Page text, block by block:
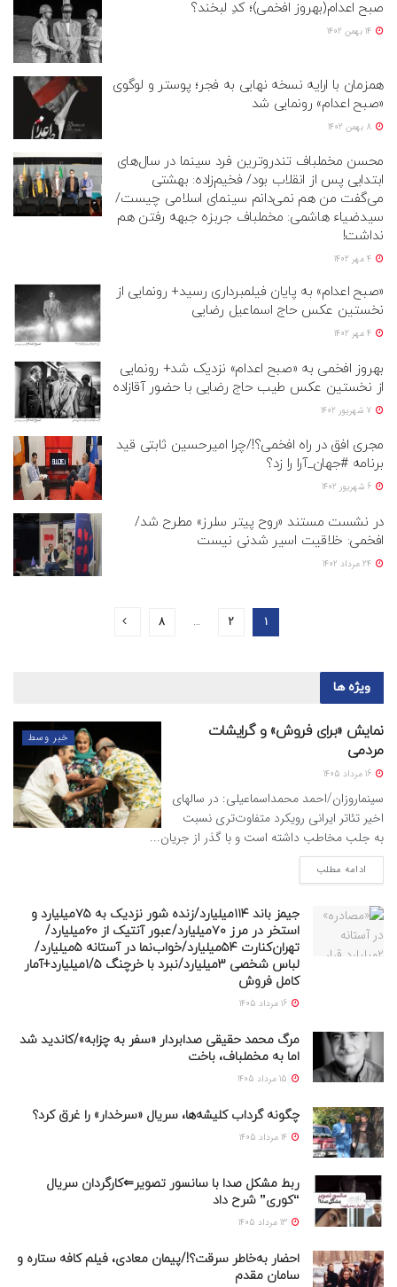
صبح اعدام(بهروز افخمی)؛ کدِ لبخند؟
همزمان با ارایه نسخه نهایی به فجر؛ پوستر و لوگوی
«صبح اعدام» رونمایی شد
محسن مخملباف تندروترین فرد سینما در سال‌های
ابتدایی پس از انقلاب بود/ فخیم‌زاده: بهشتی
می‌گفت من هم نمی‌دانم سینمای اسلامی چیست/
سیدضیاء هاشمی: مخملباف جربزه جبهه رفتن هم
نداشت!
«صبح اعدام» به پایان فیلمبرداری رسید+ رونمایی از
نخستین عکس حاج اسماعیل رضایی
بهروز افخمی به «صبح اعدام» نزدیک شد+ رونمایی
از نخستین عکس طیب حاج رضایی با حضور آقازاده
مجری افق در راه افخمی؟!/چرا امیرحسین ثابتی قید
برنامه #جهان_آرا را زد؟
در نشست مستند «روح پیتر سلرز» مطرح شد/
افخمی: خلاقیت اسیر شدنی نیست
1
2
…
8
ویژه ها
خبر وسط
نمایش «برای فروش» و گرایشات
مردمی
سینماروزان/احمد محمداسماعیلی: در سالهای
اخیر تئاتر ایرانی رویکرد متفاوت‌تری نسبت
به جلب مخاطب داشته است و با گذر از جریان...
ادامه مطلب
جیمز باند ۱۱۴میلیارد/زنده شور نزدیک به ۷۵میلیارد و
استخر در مرز ۷۰میلیارد/عبور آنتیک از ۶۰میلیارد/
تهران‌کنارت ۵۴میلیارد/خواب‌نما در آستانه ۵میلیارد/
لباس شخصی ۳میلیارد/نبرد با خرچنگ ۱/۵میلیارد+آمار
کامل فروش
مرگ محمد حقیقی صدابردار «سفر به چزابه»/کاندید شد
اما به مخملباف، باخت
چگونه گرداب کلیشه‌ها، سریال «سرخدار» را غرق کرد؟
ربط مشکل صدا با سانسور تصویر⇐کارگردان سریال
“کوری” شرح داد
احضار به‌خاطر سرقت؟!/پیمان معادی، فیلم کافه ستاره و
سامان مقدم